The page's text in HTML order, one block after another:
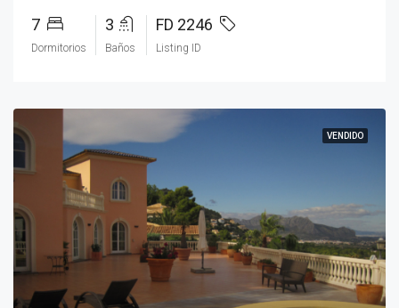
7
Dormitorios
3
Baños
FD 2246
Listing ID
VENDIDO